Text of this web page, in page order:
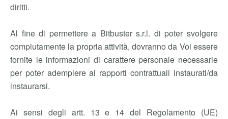
diritti.
Al fine di permettere a Bitbuster s.r.l. di poter svolgere
compiutamente la propria attività, dovranno da Voi essere
fornite le informazioni di carattere personale necessarie
per poter adempiere ai rapporti contrattuali instaurati/da
instaurarsi.
Ai sensi degli artt. 13 e 14 del Regolamento (UE)